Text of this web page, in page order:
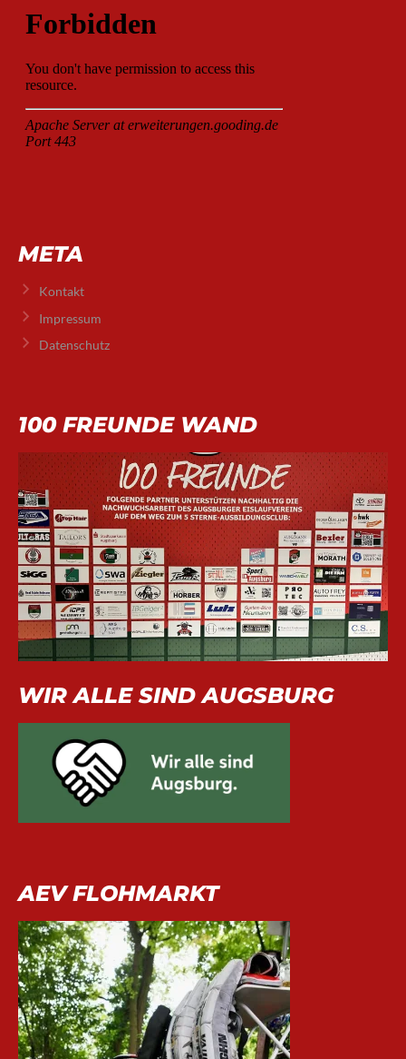
META
Kontakt
Impressum
Datenschutz
100 FREUNDE WAND
WIR ALLE SIND AUGSBURG
AEV FLOHMARKT